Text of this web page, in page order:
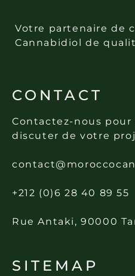
Votre partenaire de
Cannabidiol de
CONTACT
Contactez-nous
discuter de votre
+212 (0)6 28 40 89 55
Rue Antaki, 90000
SITEMAP